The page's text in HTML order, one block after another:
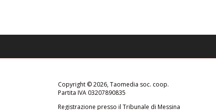
Copyright © 2026, Taomedia soc. coop.
Partita IVA 03207890835
Registrazione presso il Tribunale di Messina